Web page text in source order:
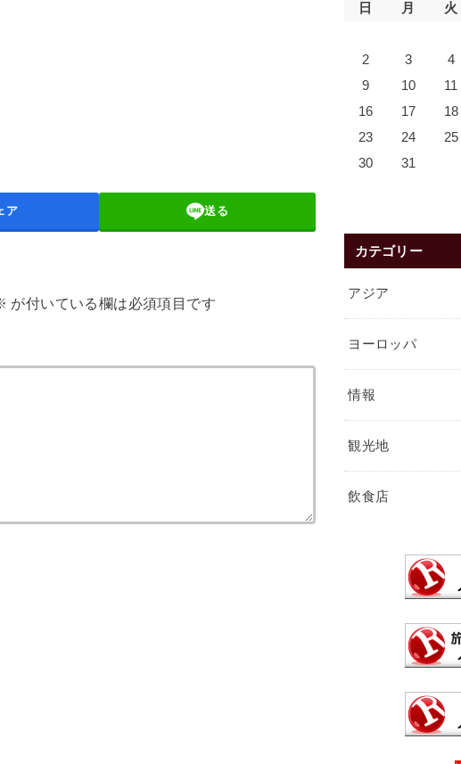
ア 送る
が付いている欄は必須項目です
日
月 火
2
3 4
9
10 11
16
17 18
23
24 25
30
31
カテゴリー
アジア
ヨーロッパ
情報
観光地
飲食店